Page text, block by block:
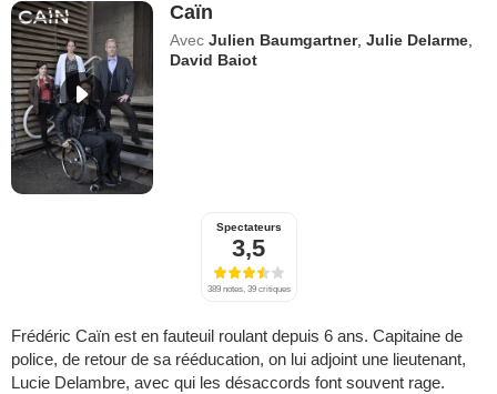
Caïn
Avec Julien Baumgartner,Julie Delarme
David Baiot
Spectateurs
3,5
389 notes, 39 critiques
Frédéric Caïn est en fauteuil roulant depuis 6 ans. Capitaine de
police, de retour de sa rééducation, on lui adjoint une lieutenant,
Lucie Delambre, avec qui les désaccords font souvent rage.